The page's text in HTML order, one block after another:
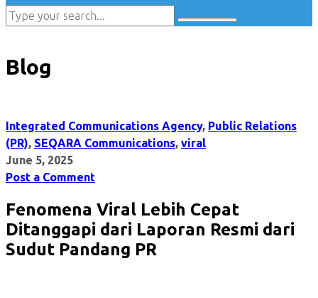
Blog
Integrated Communications Agency, Public Relations
(PR), SEQARA Communications, viral
June 5, 2025
Post a Comment
Fenomena Viral Lebih Cepat
Ditanggapi dari Laporan Resmi dari
Sudut Pandang PR